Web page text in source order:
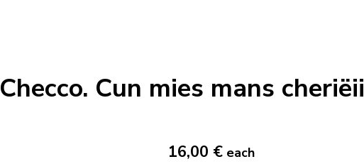
Checco. Cun mies mans cheriëii
16,00 € each